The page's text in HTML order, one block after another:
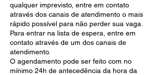
qualquer imprevisto, entre em contato
através dos canais de atendimento o mais
rápido possível para não perder sua vaga.
Para entrar na lista de espera, entre em
contato através de um dos canais de
atendimento.
O agendamento pode ser feito com no
mínimo 24h de antecedência da hora da